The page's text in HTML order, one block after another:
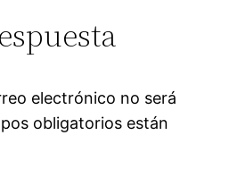
electrónico no será
obligatorios están